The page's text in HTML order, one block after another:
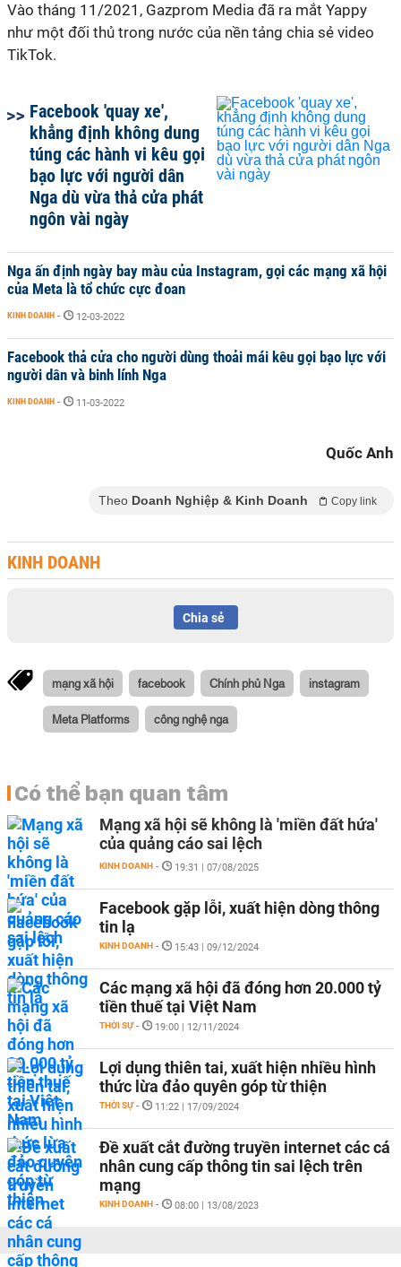
Vào tháng 11/2021, Gazprom Media đã ra mắt Yappy
như một đối thủ trong nước của nền tảng chia sẻ video
TikTok.
Facebook 'quay xe',
khẳng định không dung
túng các hành vi kêu gọi
bạo lực với người dân
Nga dù vừa thả cửa phát
ngôn vài ngày
Nga ấn định ngày bay màu của Instagram, gọi các mạng xã hội
của Meta là tổ chức cực đoan
KINH DOANH - 12-03-2022
Facebook thả cửa cho người dùng thoải mái kêu gọi bạo lực với
người dân và binh lính Nga
KINH DOANH - 11-03-2022
Quốc Anh
Theo Doanh Nghiệp & Kinh Doanh Copy link
KINH DOANH
Chia sẻ
mạng xã hội facebook Chính phủ Nga instagram
Meta Platforms công nghệ nga
Có thể bạn quan tâm
Mạng xã hội sẽ không là 'miền đất hứa'
của quảng cáo sai lệch
KINH DOANH - 19:31 | 07/08/2025
Facebook gặp lỗi, xuất hiện dòng thông
tin lạ
KINH DOANH - 15:43 | 09/12/2024
Các mạng xã hội đã đóng hơn 20.000 tỷ
tiền thuế tại Việt Nam
THỜI SỰ - 19:00 | 12/11/2024
Lợi dụng thiên tai, xuất hiện nhiều hình
thức lừa đảo quyên góp từ thiện
THỜI SỰ - 11:22 | 17/09/2024
Đề xuất cắt đường truyền internet các cá
nhân cung cấp thông tin sai lệch trên
mạng
KINH DOANH - 08:00 | 13/08/2023